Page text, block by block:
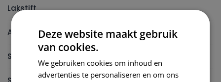
Lakstift
Autolak reparatieset
Spuitbus
Deze website maakt gebruik
van cookies.
We gebruiken cookies om inhoud en
advertenties te personaliseren en om ons